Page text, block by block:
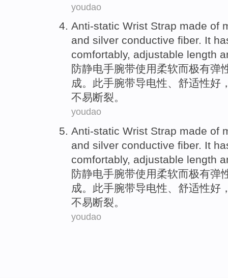
youdao
Anti-static Wrist Strap made of
and silver conductive fiber. It
comfortably, adjustable length
防静电手腕带使用柔软而极有弹
成。 此手腕带导电性、舒适性好
不易断裂。
youdao
Anti-static Wrist Strap made of
and silver conductive fiber. It
comfortably, adjustable length
防静电手腕带使用柔软而极有弹
成。 此手腕带导电性、舒适性好
不易断裂。
youdao